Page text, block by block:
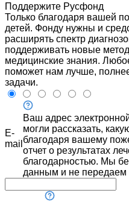
Поддержите Русфонд
Только благодаря вашей
детей. Фонду нужны и
расширять спектр
поддерживать новые
медицинские знания.
поможет нам лучше,
задачи.
E-
mail
Ваш адрес
могли рассказать,
благодаря вашему
отчет о результатах
благодарностью. Мы
данным и не передаем